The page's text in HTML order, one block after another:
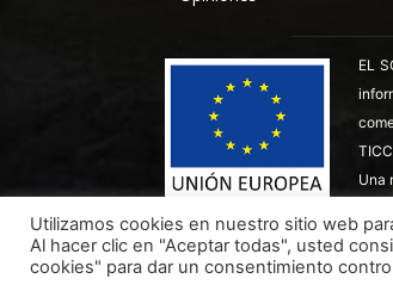
EL
Una
Todos los derechos reservados
Utilizamos cookies en nuestro sitio web
Al hacer clic en "Aceptar todas", usted
cookies" para dar un consentimiento